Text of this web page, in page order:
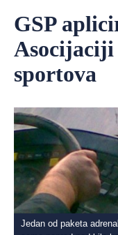
GSP
Asocijaciji
sportova
Jedan od paketa